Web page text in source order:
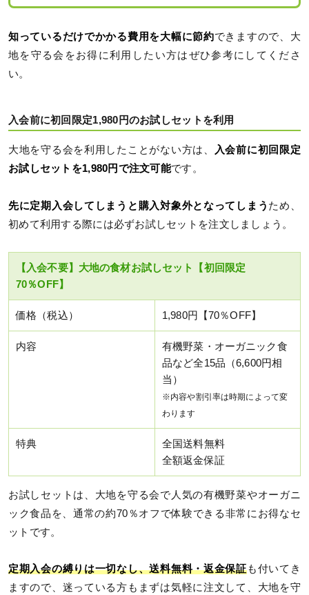
知っているだけでかかる費用を大幅に節約できますので、大
地を守る会をお得に利用したい方はぜひ参考にしてくださ
い。
入会前に初回限定1,980円のお試しセットを利用
大地を守る会を利用したことがない方は、 入会前に初回限定
お試しセットを1,980円で注文可能です。
先に定期入会してしまうと購入対象外となってしまう ため、
初めて利用する際には必ずお試しセットを注文しましょう。
【入会不要】大地の食材お試しセット【初回限定
70％OFF】
価格（税込） 1,980円【70％OFF】
内容
有機野菜・オーガニック食
品など全15品（6,600円相
当）
※内容や割引率は時期によって変
わります
特典
全国送料無料
全額返金保証
お試しセットは、大地を守る会で人気の有機野菜やオーガニ
ック食品を、通常の約70％オフで体験できる非常にお得なセ
ットです。
定期入会の縛りは一切なし、送料無料・返金保証も付いてき
ますので、迷っている方もまずは気軽に注文して、大地を守